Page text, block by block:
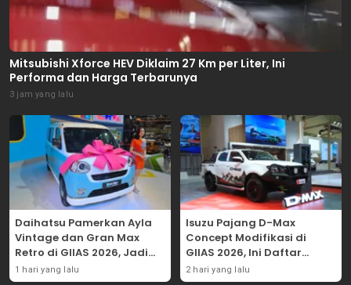
Mitsubishi Xforce HEV Diklaim 27 Km per Liter, Ini
Performa dan Harga Terbarunya
3 jam yang lalu
Daihatsu Pamerkan Ayla
Vintage dan Gran Max
Retro di GIIAS 2026, Jadi
Hadiah Undian
1 hari yang lalu
Isuzu Pajang D-Max
Concept Modifikasi di
GIIAS 2026, Ini Daftar
Ubahannya
2 hari yang lalu